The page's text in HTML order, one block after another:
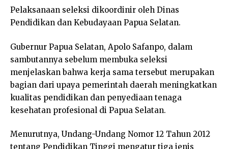
Pelaksanaan seleksi dikoordinir oleh Dinas
Pendidikan dan Kebudayaan Papua Selatan.
Gubernur Papua Selatan, Apolo Safanpo, dalam
sambutannya sebelum membuka seleksi
menjelaskan bahwa kerja sama tersebut merupakan
bagian dari upaya pemerintah daerah meningkatkan
kualitas pendidikan dan penyediaan tenaga
kesehatan profesional di Papua Selatan.
Menurutnya, Undang-Undang Nomor 12 Tahun 2012
tentang Pendidikan Tinggi mengatur tiga jenis